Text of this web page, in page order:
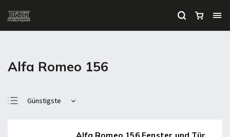
Alfa Romeo 156
Günstigste